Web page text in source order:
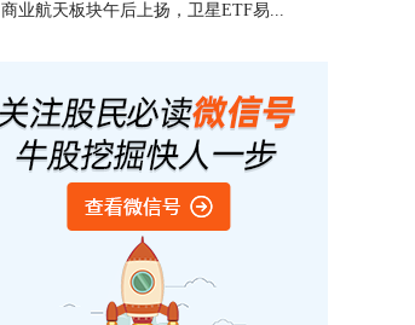
商业航天板块午后上扬，卫星ETF易...